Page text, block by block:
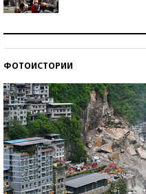
ФОТОИСТОРИИ